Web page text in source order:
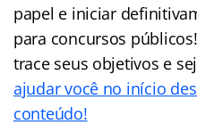
papel e iniciar
para concursos
trace seus objetivos e
ajudar você no início
conteúdo!